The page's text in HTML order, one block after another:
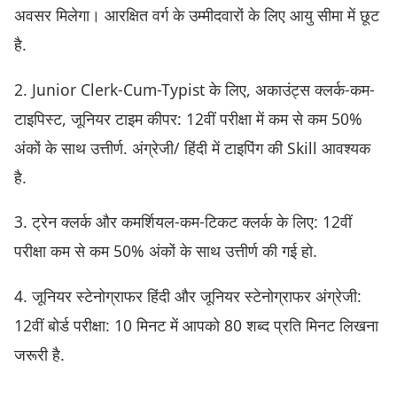
अवसर मिलेगा। आरक्षित वर्ग के उम्मीदवारों के लिए आयु सीमा में छूट
है.
2. Junior Clerk-Cum-Typist के लिए, अकाउंट्स क्लर्क-कम-
टाइपिस्ट, जूनियर टाइम कीपर: 12वीं परीक्षा में कम से कम 50%
अंकों के साथ उत्तीर्ण. अंग्रेजी/ हिंदी में टाइपिंग की Skill आवश्यक
है.
3. ट्रेन क्लर्क और कमर्शियल-कम-टिकट क्लर्क के लिए: 12वीं
परीक्षा कम से कम 50% अंकों के साथ उत्तीर्ण की गई हो.
4. जूनियर स्टेनोग्राफर हिंदी और जूनियर स्टेनोग्राफर अंग्रेजी:
12वीं बोर्ड परीक्षा: 10 मिनट में आपको 80 शब्द प्रति मिनट लिखना
जरूरी है.